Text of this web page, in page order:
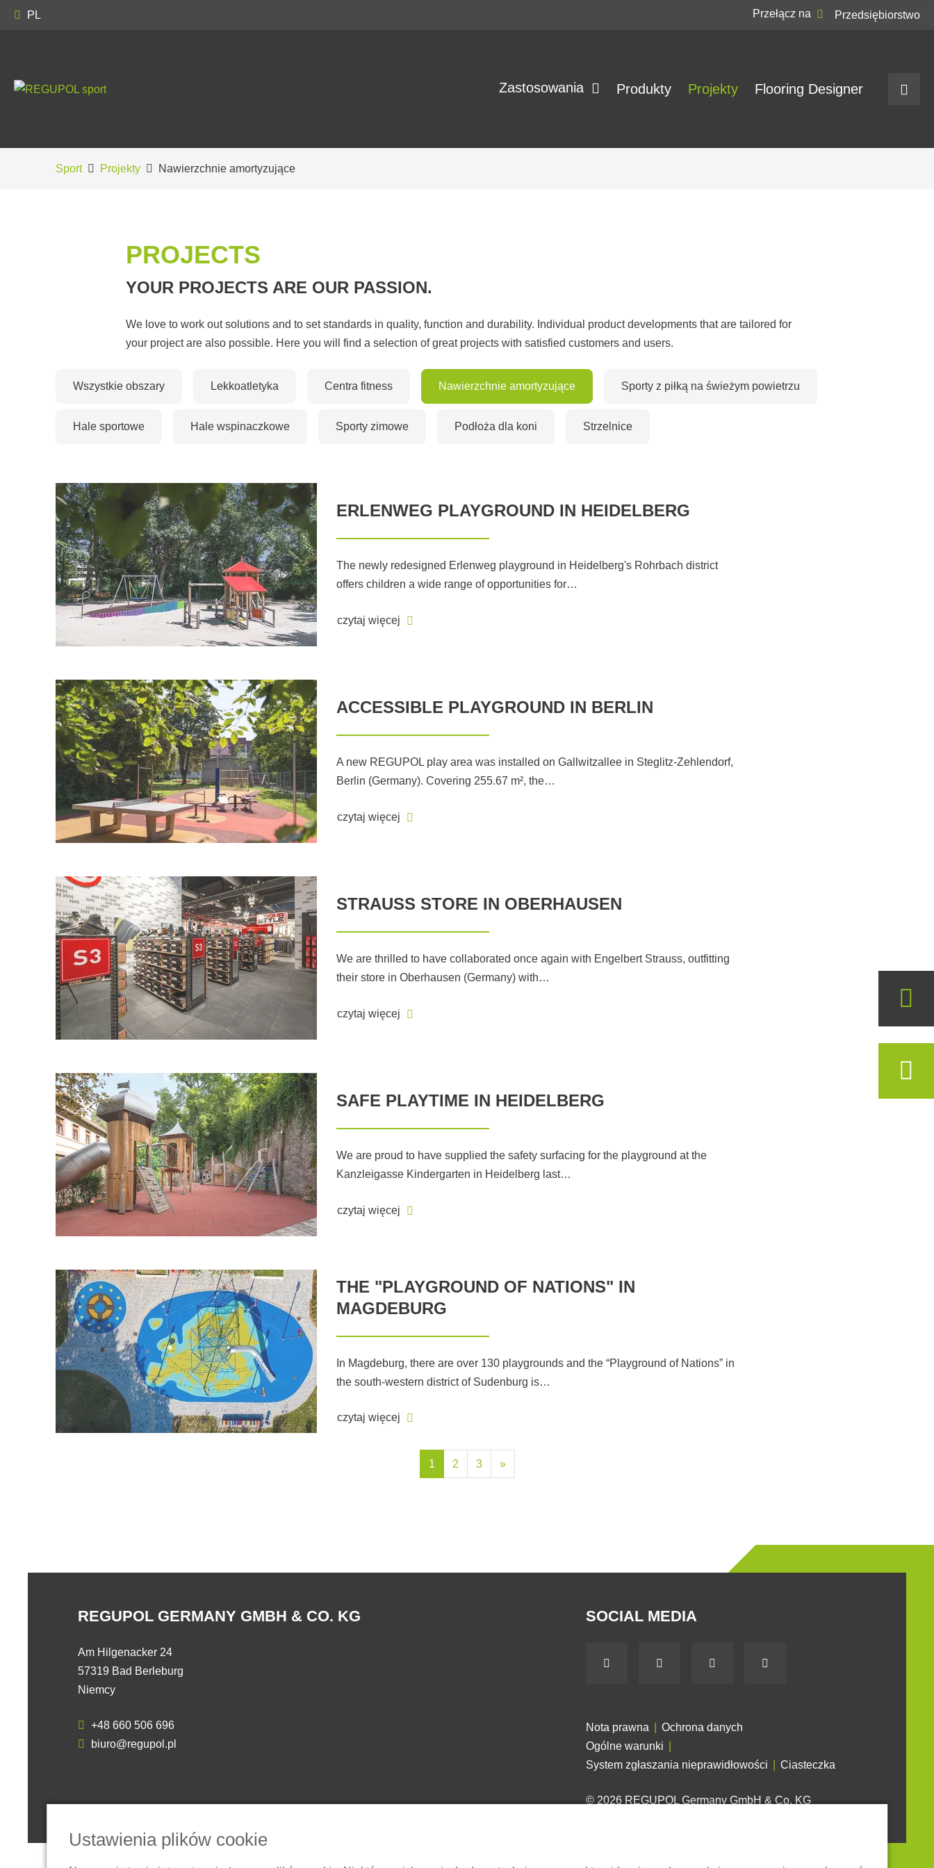
PL Przełącz na Przedsiębiorstwo
Zastosowania Produkty Projekty Flooring Designer
Sport Projekty Nawierzchnie amortyzujące
PROJECTS
YOUR PROJECTS ARE OUR PASSION.
We love to work out solutions and to set standards in quality, function and durability. Individual product developments that are tailored for
your project are also possible. Here you will find a selection of great projects with satisfied customers and users.
Wszystkie obszary Lekkoatletyka Centra fitness Nawierzchnie amortyzujące Sporty z piłką na świeżym powietrzu
Hale sportowe Hale wspinaczkowe Sporty zimowe Podłoża dla koni Strzelnice
ERLENWEG PLAYGROUND IN HEIDELBERG
The newly redesigned Erlenweg playground in Heidelberg's Rohrbach district
offers children a wide range of opportunities for…
czytaj więcej
ACCESSIBLE PLAYGROUND IN BERLIN
A new REGUPOL play area was installed on Gallwitzallee in Steglitz-Zehlendorf,
Berlin (Germany). Covering 255.67 m², the…
czytaj więcej
STRAUSS STORE IN OBERHAUSEN
We are thrilled to have collaborated once again with Engelbert Strauss, outfitting
their store in Oberhausen (Germany) with…
czytaj więcej
SAFE PLAYTIME IN HEIDELBERG
We are proud to have supplied the safety surfacing for the playground at the
Kanzleigasse Kindergarten in Heidelberg last…
czytaj więcej
THE "PLAYGROUND OF NATIONS" IN
MAGDEBURG
In Magdeburg, there are over 130 playgrounds and the “Playground of Nations” in
the south-western district of Sudenburg is…
czytaj więcej
1 2 3 »
REGUPOL GERMANY GMBH & CO. KG
Am Hilgenacker 24
57319 Bad Berleburg
Niemcy
+48 660 506 696
biuro@regupol.pl
SOCIAL MEDIA
Nota prawna
Ochrona danych
Ogólne warunki
System zgłaszania nieprawidłowości
Ciasteczka
© 2026 REGUPOL Germany GmbH & Co. KG
Ustawienia plików cookie